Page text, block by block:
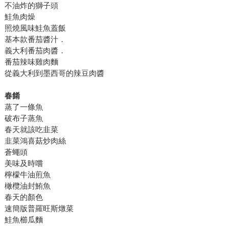
不油炸的獅子頭
鮭魚肉燥
照燒風味鮭魚蓋飯
基本款番茄醬汁．
義大利番茄肉醬．
番茄辣味雞肉麵
從義大利到墨西哥的辣豆肉醬
春餚
蒸了一條魚
破布子蒸魚
春天就該吃韭菜
韭菜鴻喜菇炒肉絲
蒼蠅頭
美味及時嚐
檸檬牛油煎魚
橄欖油封鮪魚
春天的顏色
速簡版普羅旺斯燉菜
鮭魚櫛瓜麵